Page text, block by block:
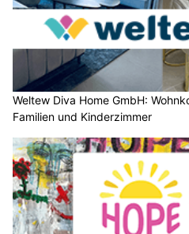
Weltew Diva Home GmbH:
Familien und Kinderzimmer